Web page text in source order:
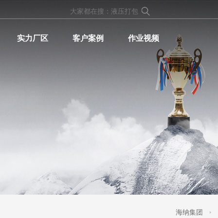
实力厂区 客户案例 作业视频
海纳集团